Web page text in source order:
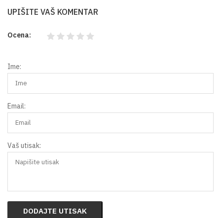
UPIŠITE VAŠ KOMENTAR
Ocena:
Ime:
Email:
Vaš utisak:
DODAJTE UTISAK